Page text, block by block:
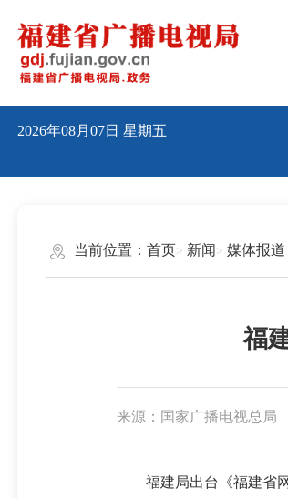
2026年08月07日 星期五
当前位置： 首页 新闻 媒体报道
福
来源：国家广播电视总局
福建局出台《福建省网